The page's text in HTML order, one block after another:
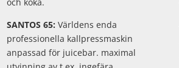
SANTOS 65: Världens enda
professionella kallpressmaskin
anpassad för juicebar. maximal